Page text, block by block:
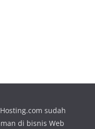
sudah
di bisnis Web